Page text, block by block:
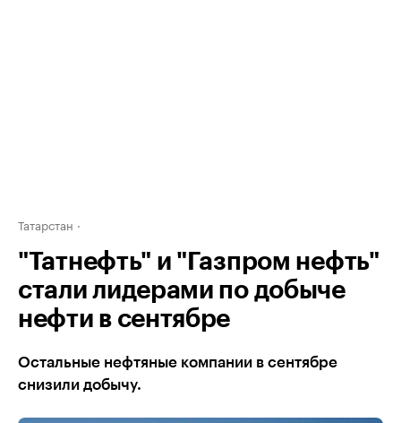
Татарстан
"Татнефть" и "Газпром нефть"
стали лидерами по добыче
нефти в сентябре
Остальные нефтяные компании в сентябре
снизили добычу.